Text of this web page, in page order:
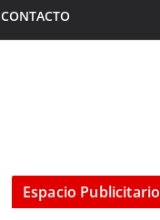
CONTACTO
Espacio Publicitario